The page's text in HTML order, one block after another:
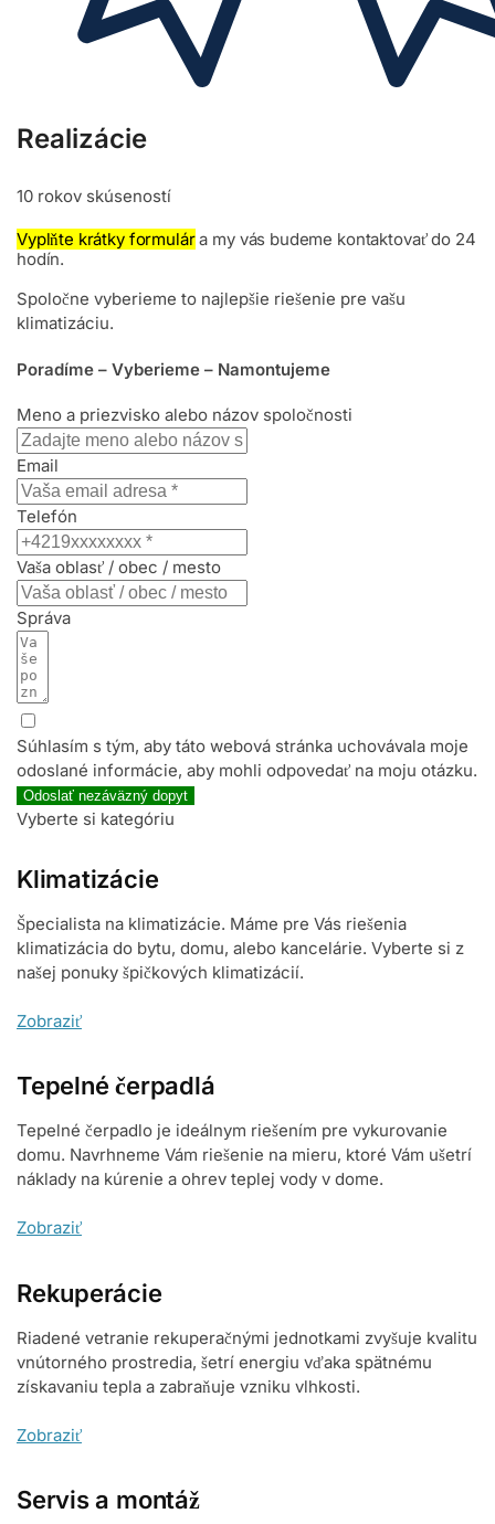
Realizácie
10 rokov skúseností
Vyplňte krátky formulára my vás budeme kontaktovať do 24
hodín.
Spoločne vyberieme to najlepšie riešenie pre vašu
klimatizáciu.
Poradíme – Vyberieme – Namontujeme
Meno a priezvisko alebo názov spoločnosti
Email
Telefón
Vaša oblasť / obec / mesto
Správa
Súhlasím s tým, aby táto webová stránka uchovávala moje
odoslané informácie, aby mohli odpovedať na moju otázku.
Odoslať nezáväzný dopyt
Vyberte si kategóriu
Klimatizácie
Špecialista na klimatizácie. Máme pre Vás riešenia
klimatizácia do bytu, domu, alebo kancelárie. Vyberte si z
našej ponuky špičkových klimatizácií.
Zobraziť
Tepelné čerpadlá
Tepelné čerpadlo je ideálnym riešením pre vykurovanie
domu. Navrhneme Vám riešenie na mieru, ktoré Vám ušetrí
náklady na kúrenie a ohrev teplej vody v dome.
Zobraziť
Rekuperácie
Riadené vetranie rekuperačnými jednotkami zvyšuje kvalitu
vnútorného prostredia, šetrí energiu vďaka spätnému
získavaniu tepla a zabraňuje vzniku vlhkosti.
Zobraziť
Servis a montáž